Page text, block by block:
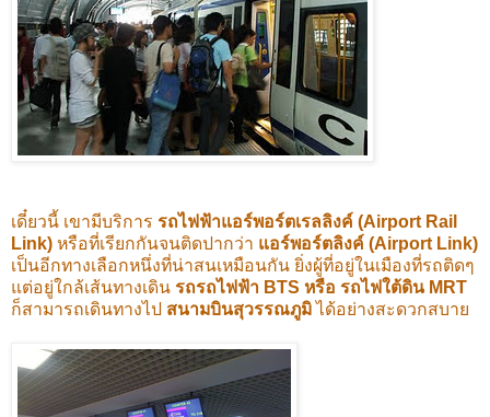
เดี๋ยวนี้ เขามีบริการ รถไฟฟ้าแอร์พอร์ตเรลลิงค์ (Airport Rail
Link) หรือที่เรียกกันจนติดปากว่า แอร์พอร์ตลิงค์ (Airport Link)
เป็นอีกทางเลือกหนึ่งที่น่าสนเหมือนกัน ยิ่งผู้ที่อยู่ในเมืองที่รถติดๆ
แต่อยู่ใกล้เส้นทางเดิน รถรถไฟฟ้า BTS หรือ รถไฟใต้ดิน MRT
ก็สามารถเดินทางไป สนามบินสุวรรณภูมิได้อย่างสะดวกสบาย